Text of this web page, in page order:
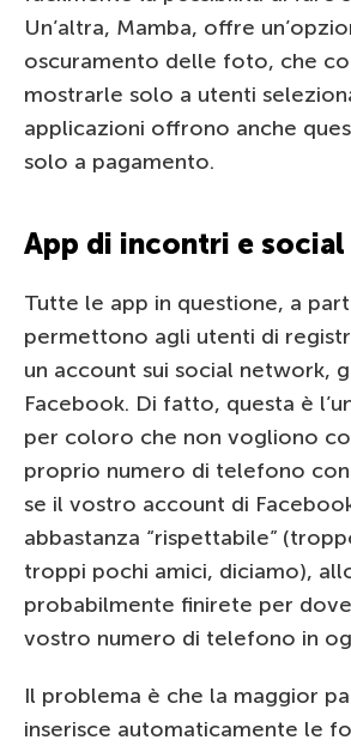
Un’altra, Mamba, offre
oscuramento delle foto, che
mostrarle solo a utenti
applicazioni offrono anche
solo a pagamento.
App di incontri e
Tutte le app in questione, a
permettono agli utenti di
un account sui social network,
Facebook. Di fatto, questa è
per coloro che non vogliono
proprio numero di telefono con
se il vostro account di
abbastanza “rispettabile”
troppi pochi amici, diciamo),
probabilmente finirete per
vostro numero di telefono in
Il problema è che la maggior
inserisce automaticamente le